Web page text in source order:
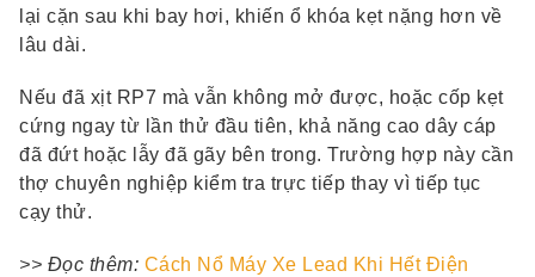
lại cặn sau khi bay hơi, khiến ổ khóa kẹt nặng hơn về
lâu dài.
Nếu đã xịt RP7 mà vẫn không mở được, hoặc cốp kẹt
cứng ngay từ lần thử đầu tiên, khả năng cao dây cáp
đã đứt hoặc lẫy đã gãy bên trong. Trường hợp này cần
thợ chuyên nghiệp kiểm tra trực tiếp thay vì tiếp tục
cạy thử.
>> Đọc thêm: Cách Nổ Máy Xe Lead Khi Hết Điện